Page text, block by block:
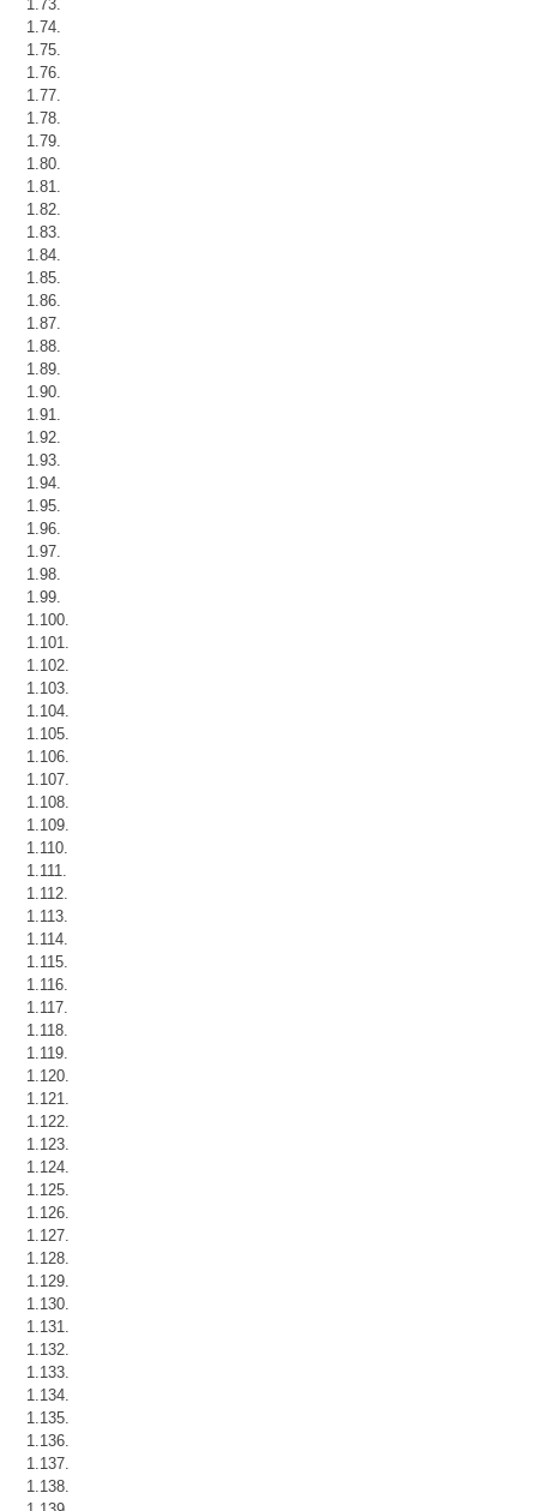
1.73.
1.74.
1.75.
1.76.
1.77.
1.78.
1.79.
1.80.
1.81.
1.82.
1.83.
1.84.
1.85.
1.86.
1.87.
1.88.
1.89.
1.90.
1.91.
1.92.
1.93.
1.94.
1.95.
1.96.
1.97.
1.98.
1.99.
1.100.
1.101.
1.102.
1.103.
1.104.
1.105.
1.106.
1.107.
1.108.
1.109.
1.110.
1.111.
1.112.
1.113.
1.114.
1.115.
1.116.
1.117.
1.118.
1.119.
1.120.
1.121.
1.122.
1.123.
1.124.
1.125.
1.126.
1.127.
1.128.
1.129.
1.130.
1.131.
1.132.
1.133.
1.134.
1.135.
1.136.
1.137.
1.138.